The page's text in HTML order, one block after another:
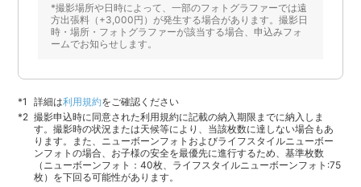
*撮影場所や日時によって、一部のフォトグラファーでは遠
方出張料（+3,000円）が発生する場合があります。撮影日
時・場所・フォトグラファーが該当する場合、申込みフォ
ームでお知らせします。
詳細は利用規約をご確認ください
撮影申込時に同意された利用規約に記載の納入期限までに納入しま
す。撮影時の状況または天候等により、当該枚数に達しない場合もあ
ります。また、ニューボーンフォトおよびライフスタイルニューボー
ンフォトの場合、お子様の安全を最優先に進行するため、基準枚数
（ニューボーンフォト：40枚、ライフスタイルニューボーンフォト:75
枚）を下回る可能性があります。